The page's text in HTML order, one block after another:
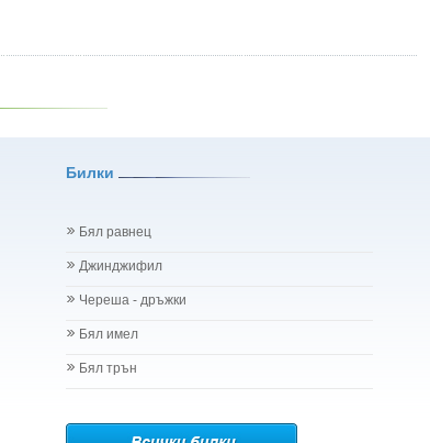
Билки
Бял равнец
Джинджифил
Череша - дръжки
Бял имел
Бял трън